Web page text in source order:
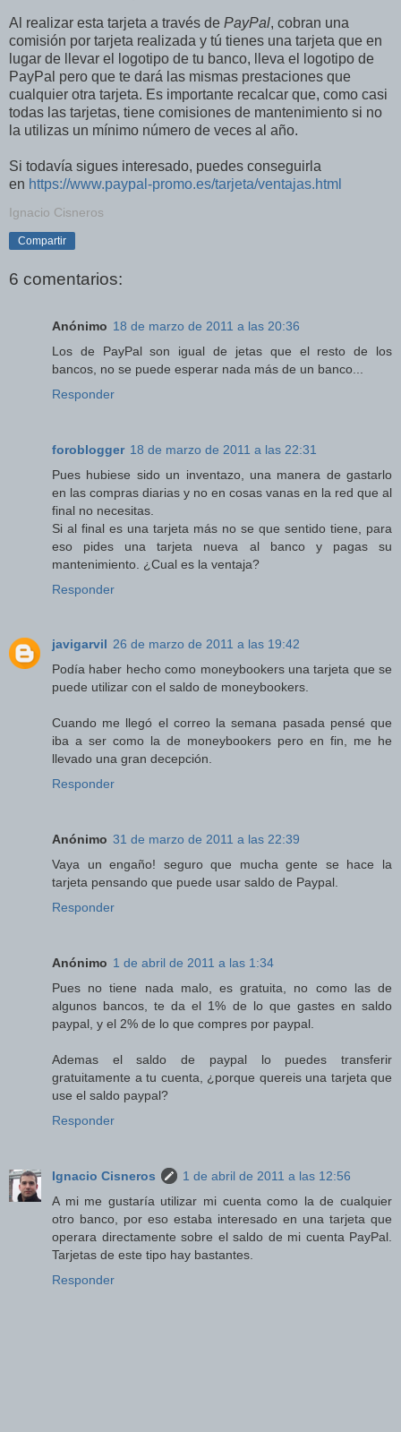
Al realizar esta tarjeta a través de PayPal, cobran una
comisión por tarjeta realizada y tú tienes una tarjeta que en
lugar de llevar el logotipo de tu banco, lleva el logotipo de
PayPal pero que te dará las mismas prestaciones que
cualquier otra tarjeta. Es importante recalcar que, como casi
todas las tarjetas, tiene comisiones de mantenimiento si no
la utilizas un mínimo número de veces al año.
Si todavía sigues interesado, puedes conseguirla
en https://www.paypal-promo.es/tarjeta/ventajas.html
Ignacio Cisneros
Compartir
6 comentarios:
Anónimo 18 de marzo de 2011 a las 20:36
Los de PayPal son igual de jetas que el resto de los
bancos, no se puede esperar nada más de un banco...
Responder
foroblogger 18 de marzo de 2011 a las 22:31
Pues hubiese sido un inventazo, una manera de gastarlo
en las compras diarias y no en cosas vanas en la red que al
final no necesitas.
Si al final es una tarjeta más no se que sentido tiene, para
eso pides una tarjeta nueva al banco y pagas su
mantenimiento. ¿Cual es la ventaja?
Responder
javigarvil 26 de marzo de 2011 a las 19:42
Podía haber hecho como moneybookers una tarjeta que se
puede utilizar con el saldo de moneybookers.
Cuando me llegó el correo la semana pasada pensé que
iba a ser como la de moneybookers pero en fin, me he
llevado una gran decepción.
Responder
Anónimo 31 de marzo de 2011 a las 22:39
Vaya un engaño! seguro que mucha gente se hace la
tarjeta pensando que puede usar saldo de Paypal.
Responder
Anónimo 1 de abril de 2011 a las 1:34
Pues no tiene nada malo, es gratuita, no como las de
algunos bancos, te da el 1% de lo que gastes en saldo
paypal, y el 2% de lo que compres por paypal.
Ademas el saldo de paypal lo puedes transferir
gratuitamente a tu cuenta, ¿porque quereis una tarjeta que
use el saldo paypal?
Responder
Ignacio Cisneros
1 de abril de 2011 a las 12:56
A mi me gustaría utilizar mi cuenta como la de cualquier
otro banco, por eso estaba interesado en una tarjeta que
operara directamente sobre el saldo de mi cuenta PayPal.
Tarjetas de este tipo hay bastantes.
Responder